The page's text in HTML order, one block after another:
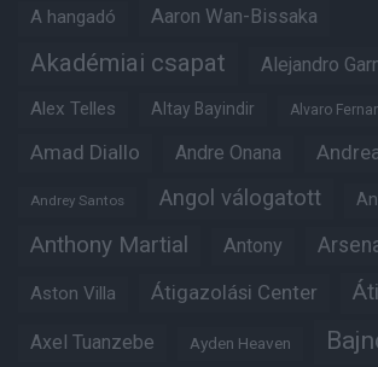
A hangadó Aaron Wan-Bissaka
Akadémiai csapat Alejandro
Alex Telles Altay Bayindir Alvaro
Amad Diallo Andre Onana
Andrey Santos Angol válogatott
Anthony Martial Antony
Aston Villa Átigazolási Center
Axel Tuanzebe Ayden Heaven